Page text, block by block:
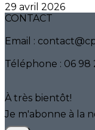
29 avril 2026
CONTACT
Email :
Téléphone : 06 98
À très bientôt!
Je m'abonne à la